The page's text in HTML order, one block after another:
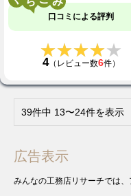
口コミによる評判
★★★★★
★★★★★
4（レビュー数6件）
39件中 13〜24件を表示
広告表示
みんなの工務店リサーチでは、